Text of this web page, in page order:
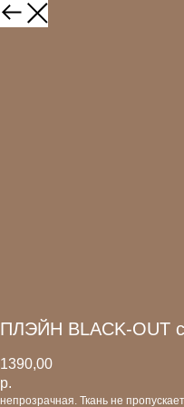
ПЛЭЙН BLACK-OUT
1390,00
р.
непрозрачная. Ткань не